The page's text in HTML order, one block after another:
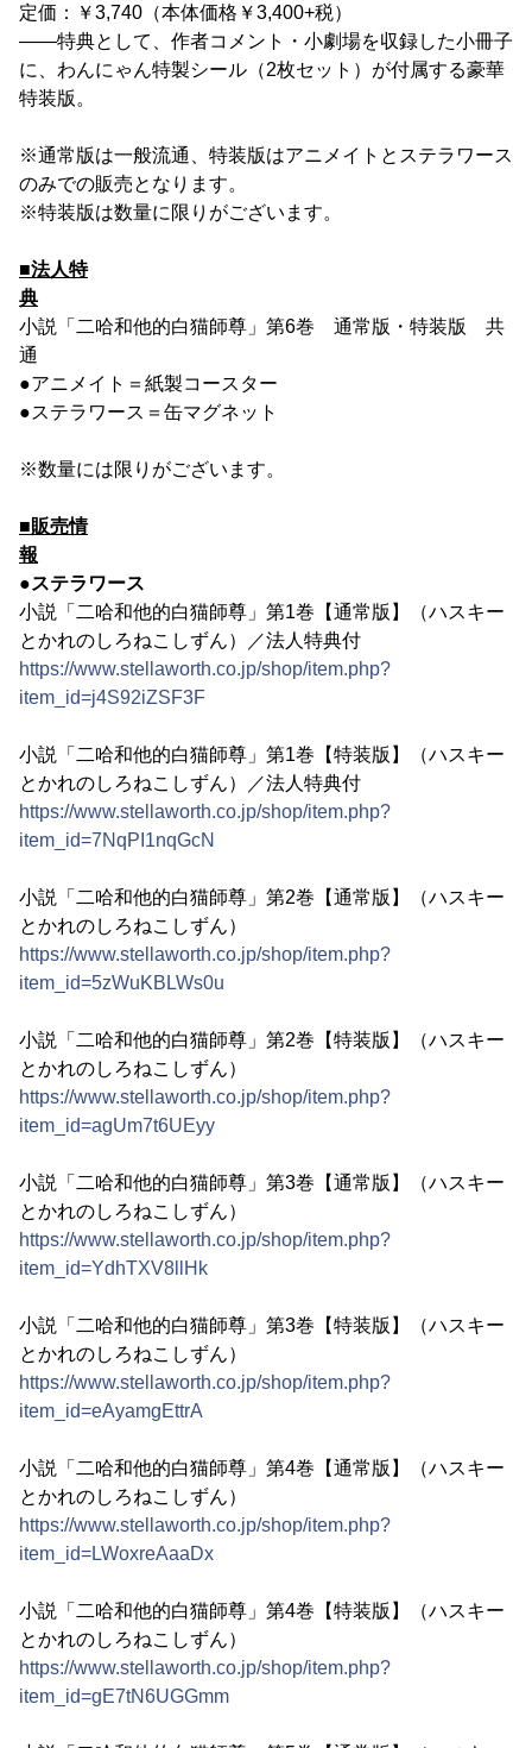
定価：￥3,740（本体価格￥3,400+税）
――特典として、作者コメント・小劇場を収録した小冊子
に、わんにゃん特製シール（2枚セット）が付属する豪華
特装版。
※通常版は一般流通、特装版はアニメイトとステラワース
のみでの販売となります。
※特装版は数量に限りがございます。
■法人特
典
小説「二哈和他的白猫師尊」第6巻 通常版・特装版 共
通
●アニメイト＝紙製コースター
●ステラワース＝缶マグネット
※数量には限りがございます。
■販売情
報
●ステラワース
小説「二哈和他的白猫師尊」第1巻【通常版】（ハスキー
とかれのしろねこしずん）／法人特典付
https://www.stellaworth.co.jp/shop/item.php?
item_id=j4S92iZSF3F
小説「二哈和他的白猫師尊」第1巻【特装版】（ハスキー
とかれのしろねこしずん）／法人特典付
https://www.stellaworth.co.jp/shop/item.php?
item_id=7NqPI1nqGcN
小説「二哈和他的白猫師尊」第2巻【通常版】（ハスキー
とかれのしろねこしずん）
https://www.stellaworth.co.jp/shop/item.php?
item_id=5zWuKBLWs0u
小説「二哈和他的白猫師尊」第2巻【特装版】（ハスキー
とかれのしろねこしずん）
https://www.stellaworth.co.jp/shop/item.php?
item_id=agUm7t6UEyy
小説「二哈和他的白猫師尊」第3巻【通常版】（ハスキー
とかれのしろねこしずん）
https://www.stellaworth.co.jp/shop/item.php?
item_id=YdhTXV8llHk
小説「二哈和他的白猫師尊」第3巻【特装版】（ハスキー
とかれのしろねこしずん）
https://www.stellaworth.co.jp/shop/item.php?
item_id=eAyamgEttrA
小説「二哈和他的白猫師尊」第4巻【通常版】（ハスキー
とかれのしろねこしずん）
https://www.stellaworth.co.jp/shop/item.php?
item_id=LWoxreAaaDx
小説「二哈和他的白猫師尊」第4巻【特装版】（ハスキー
とかれのしろねこしずん）
https://www.stellaworth.co.jp/shop/item.php?
item_id=gE7tN6UGGmm